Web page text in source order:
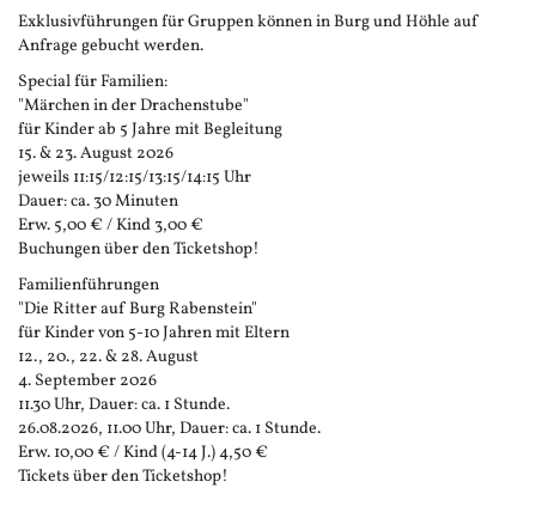
Exklusivführungen für Gruppen können in Burg und Höhle auf
Anfrage gebucht werden.
Special für Familien:
"Märchen in der Drachenstube"
für Kinder ab 5 Jahre mit Begleitung
15. & 23. August 2026
jeweils 11:15/12:15/13:15/14:15 Uhr
Dauer: ca. 30 Minuten
Erw. 5,00 € / Kind 3,00 €
Buchungen über den Ticketshop!
Familienführungen
"Die Ritter auf Burg Rabenstein"
für Kinder von 5-10 Jahren mit Eltern
12., 20., 22. & 28. August
4. September 2026
11.30 Uhr, Dauer: ca. 1 Stunde.
26.08.2026, 11.00 Uhr, Dauer: ca. 1 Stunde.
Erw. 10,00 € / Kind (4-14 J.) 4,50 €
Tickets über den Ticketshop!